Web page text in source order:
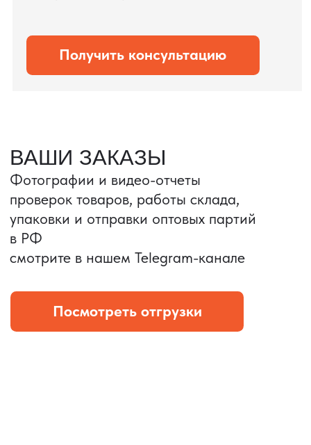
Портативные колонки
Условия: Тираж 3100 шт.
Колонка с шнуром
зарядным, без коробки
и ложемента (эвы).
Условия: Тираж 5900 шт.
15w.
Комплект: устройство +
провод Type C.
КОНТРОЛЬ КАЧЕСТВА
Проверка по ТЗ включает: